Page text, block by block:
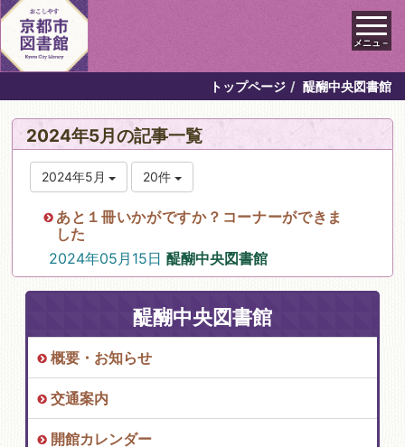
メニュ－
トップページ 醍醐中央図書館
2024年5月の記事一覧
2024年5月 20件
あと１冊いかがですか？コーナーができま
した
2024年05月15日 醍醐中央図書館
醍醐中央図書館
概要・お知らせ
交通案内
開館カレンダー